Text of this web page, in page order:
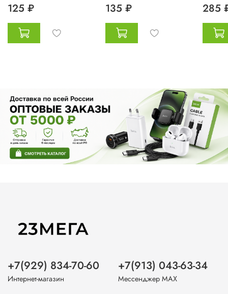
125 ₽ 135 ₽ 285
+7(929) 834-70-60
Интернет-магазин
+7(913) 043-63-34
Мессенджер MAX